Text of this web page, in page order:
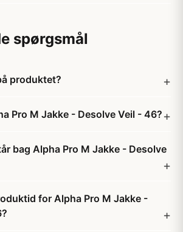
spørgsmål
produktet?
Pro M Jakke - Desolve Veil - 46?
bag Alpha Pro M Jakke - Desolve
for Alpha Pro M Jakke -